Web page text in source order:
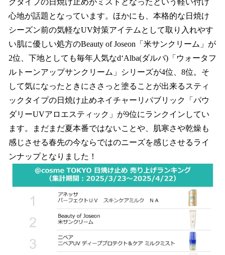
クタイプの日焼け止めがミストとなったという軽い付け
心地が話題となっています。ほかにも、本格的な日焼け
シーズン前の気軽なUV対策アイテムとして取り入れやす
い肌に優しい処方のBeauty of Joseon「米サンクリーム」が
2位、下地としても毎年人気なd‘Alba(ダルバ)「ウォータフ
ルトーンアップサンクリーム」シリーズが4位、8位。そ
して気になったときにささっと塗ることが出来るスティ
ックタイプの日焼け止めネイチャーリパブリック「パウ
ダリーUVアロエスティック」が9位にランクインしてい
ます。まだまだ夏本番ではないことや、肌寒さや乾燥も
感じさせる春先の今ならではのニーズを感じさせるライ
ンナップとなりました！